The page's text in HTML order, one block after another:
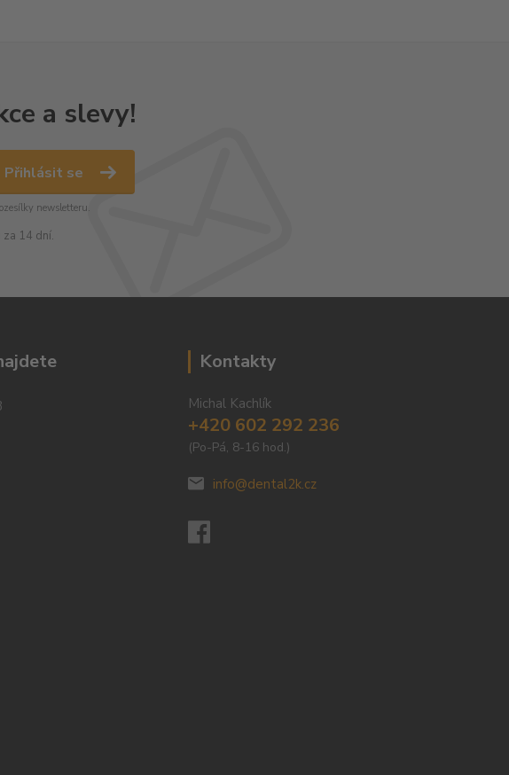
a slevy!
Přihlásit se
newsletteru.
14 dní.
Kontakty
Michal Kachlík
+420 602 292 236
(Po-Pá, 8-16 hod.)
info@dental2k.cz